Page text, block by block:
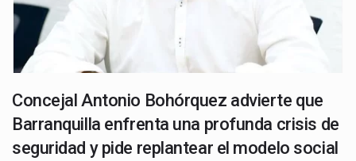
Concejal Antonio Bohórquez advierte que
Barranquilla enfrenta una profunda crisis de
seguridad y pide replantear el modelo social